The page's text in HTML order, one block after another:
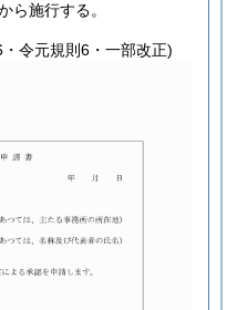
ら施行する。
令元規則6・一部改正)